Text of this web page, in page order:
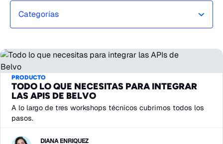
Categorías
PRODUCTO
TODO LO QUE NECESITAS PARA INTEGRAR
LAS APIS DE BELVO
A lo largo de tres workshops técnicos cubrimos todos los
pasos.
DIANA ENRIQUEZ